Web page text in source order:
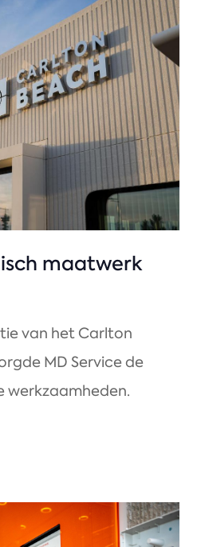
maatwerk
van het Carlton
MD Service de
werkzaamheden.